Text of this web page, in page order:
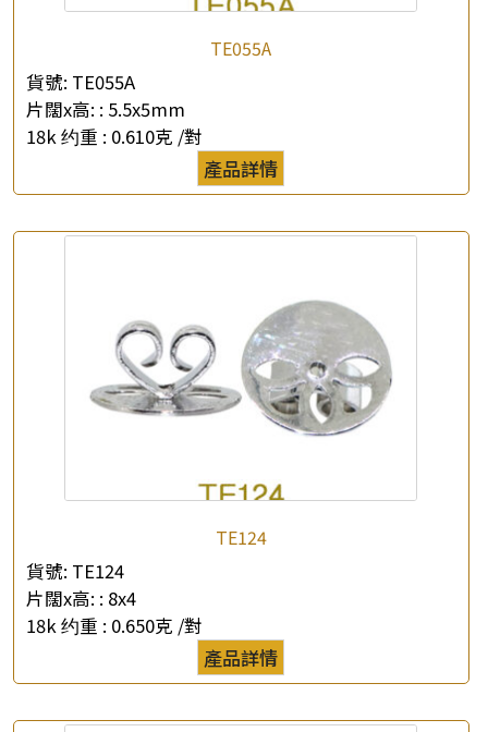
*你的名字
查詢以下產品
TE055A
貨號: TE055A
片闊x高: : 5.5x5mm
18k 约重 : 0.610克 /對
產品詳情
TE124
貨號: TE124
片闊x高: : 8x4
18k 约重 : 0.650克 /對
產品詳情